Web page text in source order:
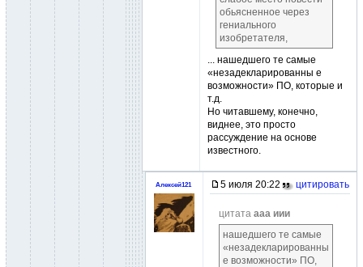
обьясненное через
гениального
изобретателя,
... нашедшего те самые
«незадекларированны е
возможности» ПО, которые и
т.д.
Но читавшему, конечно,
виднее, это просто
рассуждение на основе
известного.
Алексей121 5 июля 20:22 цитировать
цитата ааа иии
нашедшего те самые
«незадекларированны
е возможности» ПО,